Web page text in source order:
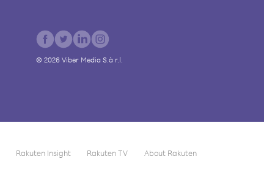
© 2026 Viber Media S.à r.l.
Rakuten Insight Rakuten TV About Rakuten